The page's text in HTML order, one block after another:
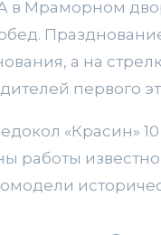
в Мраморном
а на
первого
«Красин»
работы